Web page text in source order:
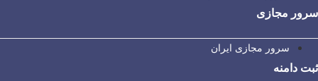
سرور مجازی
سرور مجازی ایران
ثبت دامنه